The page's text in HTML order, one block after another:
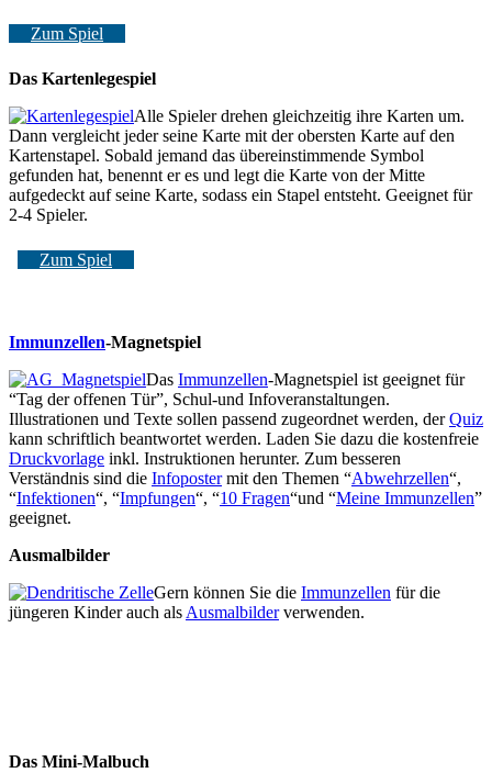
Zum Spiel
Das Kartenlegespiel
Alle Spieler drehen gleichzeitig ihre Karten um.
Dann vergleicht jeder seine Karte mit der obersten Karte auf den
Kartenstapel. Sobald jemand das übereinstimmende Symbol
gefunden hat, benennt er es und legt die Karte von der Mitte
aufgedeckt auf seine Karte, sodass ein Stapel entsteht. Geeignet für
2-4 Spieler.
Zum Spiel
Immunzellen-Magnetspiel
Das Immunzellen-Magnetspiel ist geeignet für
“Tag der offenen Tür”, Schul-und Infoveranstaltungen.
Illustrationen und Texte sollen passend zugeordnet werden, derQuiz
kann schriftlich beantwortet werden. Laden Sie dazu die kostenfreie
Druckvorlage inkl. Instruktionen herunter. Zum besseren
Verständnis sind die Infopostermit den Themen “Abwehrzellen“,
“Infektionen“, “Impfungen“, “10 Fragen“und “Meine Immunzellen”
geeignet.
Ausmalbilder
Gern können Sie die Immunzellen für die
jüngeren Kinder auch als Ausmalbilderverwenden.
Das Mini-Malbuch